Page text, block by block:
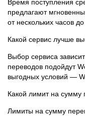
Время поступления
предлагают
от нескольких часов
Какой сервис лучше
Выбор сервиса
переводов подойдут
выгодных условий —
Какой лимит на сумму
Лимиты на сумму